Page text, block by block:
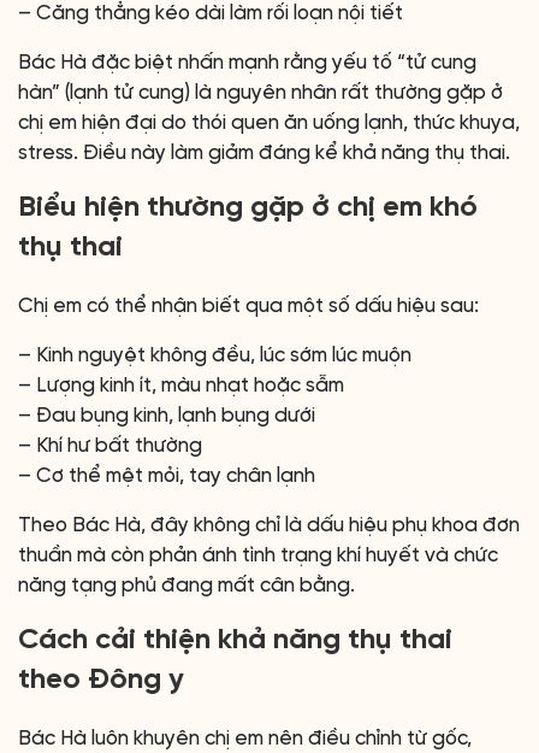
– Căng thẳng kéo dài làm rối loạn nội tiết
Bác Hà đặc biệt nhấn mạnh rằng yếu tố “tử cung
hàn” (lạnh tử cung) là nguyên nhân rất thường gặp ở
chị em hiện đại do thói quen ăn uống lạnh, thức khuya,
stress. Điều này làm giảm đáng kể khả năng thụ thai.
Biểu hiện thường gặp ở chị em khó
thụ thai
Chị em có thể nhận biết qua một số dấu hiệu sau:
– Kinh nguyệt không đều, lúc sớm lúc muộn
– Lượng kinh ít, màu nhạt hoặc sẫm
– Đau bụng kinh, lạnh bụng dưới
– Khí hư bất thường
– Cơ thể mệt mỏi, tay chân lạnh
Theo Bác Hà, đây không chỉ là dấu hiệu phụ khoa đơn
thuần mà còn phản ánh tình trạng khí huyết và chức
năng tạng phủ đang mất cân bằng.
Cách cải thiện khả năng thụ thai
theo Đông y
Bác Hà luôn khuyên chị em nên điều chỉnh từ gốc,